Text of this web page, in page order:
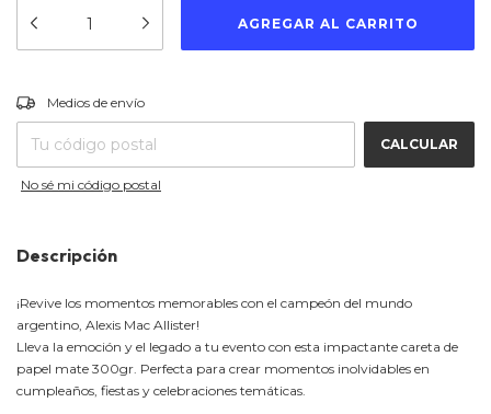
Entregas para el CP:
Medios de envío
CALCULAR
No sé mi código postal
Descripción
¡Revive los momentos memorables con el campeón del mundo
argentino, Alexis Mac Allister!
Lleva la emoción y el legado a tu evento con esta impactante careta de
papel mate 300gr. Perfecta para crear momentos inolvidables en
cumpleaños, fiestas y celebraciones temáticas.